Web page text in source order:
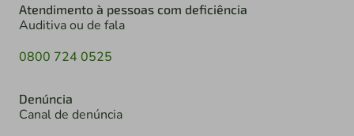
Atendimento à pessoas com deficiência
Auditiva ou de fala
0800 724 0525
Denúncia
Canal de denúncia